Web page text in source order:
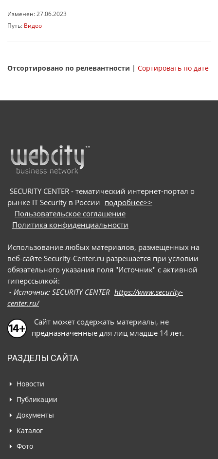
Изменен: 27.06.2023
Путь: Видео
Отсортировано по релевантности | Сортировать по дате
SECURITY CENTER - тематический интернет-портал о
рынке IT Security в России подробнее>>
Пользовательское соглашение
Политика конфиденциальности
Использование любых материалов, размещенных на
веб-сайте Security-Center.ru разрешается при условии
обязательного указания поля "Источник" с активной
гиперссылкой:
- Источник: SECURITY CENTER https://www.security-
center.ru/
Сайт может содержать материалы, не
предназначенные для лиц младше 14 лет.
РАЗДЕЛЫ САЙТА
Новости
Публикации
Документы
Каталог
Фото